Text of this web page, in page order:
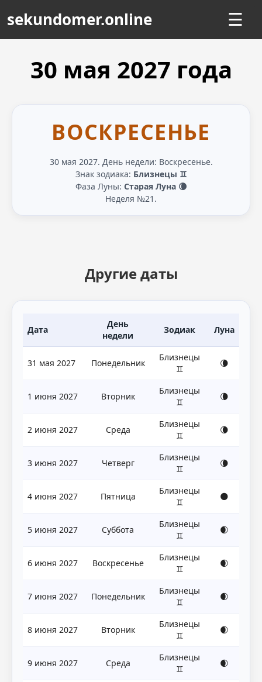
sekundomer.online ☰
30 мая 2027 года
ВОСКРЕСЕНЬЕ
30 мая 2027. День недели: Воскресенье.
Знак зодиака: Близнецы ♊
Фаза Луны: Старая Луна 🌘
Неделя №21.
Другие даты
Дата
День
недели
Зодиак Луна
31 мая 2027 Понедельник
Близнецы
♊
🌘
1 июня 2027 Вторник
Близнецы
♊
🌘
2 июня 2027 Среда
Близнецы
♊
🌘
3 июня 2027 Четверг
Близнецы
♊
🌘
4 июня 2027 Пятница
Близнецы
♊
🌑
5 июня 2027 Суббота
Близнецы
♊
🌒
6 июня 2027 Воскресенье
Близнецы
♊
🌒
7 июня 2027 Понедельник
Близнецы
♊
🌒
8 июня 2027 Вторник
Близнецы
♊
🌒
9 июня 2027 Среда
Близнецы
♊
🌒